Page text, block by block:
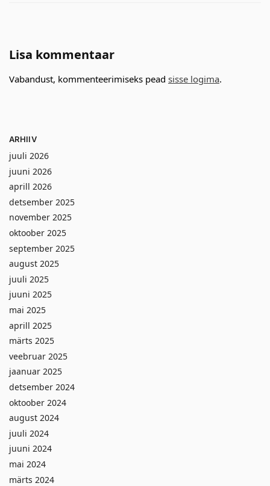
Lisa kommentaar
Vabandust, kommenteerimiseks pead sisse logima.
ARHIIV
juuli 2026
juuni 2026
aprill 2026
detsember 2025
november 2025
oktoober 2025
september 2025
august 2025
juuli 2025
juuni 2025
mai 2025
aprill 2025
märts 2025
veebruar 2025
jaanuar 2025
detsember 2024
oktoober 2024
august 2024
juuli 2024
juuni 2024
mai 2024
märts 2024